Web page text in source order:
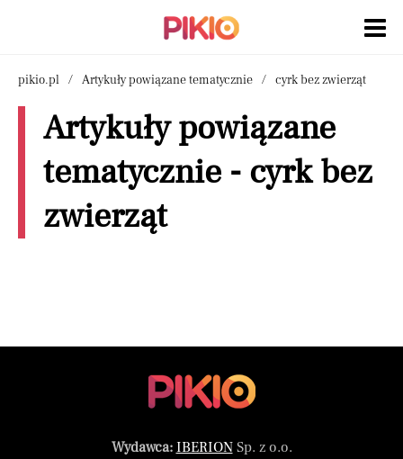
pikio.pl Artykuły powiązane tematycznie cyrk bez zwierząt
Artykuły powiązane
tematycznie - cyrk bez
zwierząt
Wydawca: IBERIONSp. z o.o.